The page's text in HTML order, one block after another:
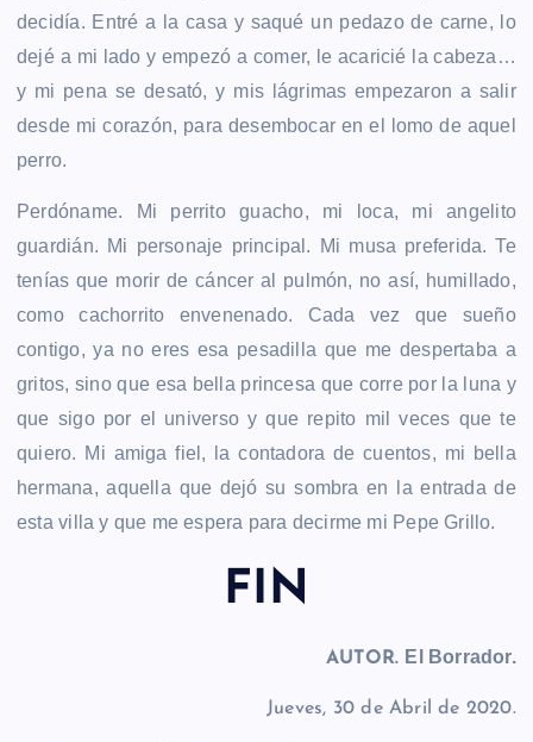
decidía. Entré a la casa y saqué un pedazo de carne, lo
dejé a mi lado y empezó a comer, le acaricié la cabeza…
y mi pena se desató, y mis lágrimas empezaron a salir
desde mi corazón, para desembocar en el lomo de aquel
perro.
Perdóname. Mi perrito guacho, mi loca, mi angelito
guardián. Mi personaje principal. Mi musa preferida. Te
tenías que morir de cáncer al pulmón, no así, humillado,
como cachorrito envenenado. Cada vez que sueño
contigo, ya no eres esa pesadilla que me despertaba a
gritos, sino que esa bella princesa que corre por la luna y
que sigo por el universo y que repito mil veces que te
quiero. Mi amiga fiel, la contadora de cuentos, mi bella
hermana, aquella que dejó su sombra en la entrada de
esta villa y que me espera para decirme mi Pepe Grillo.
FIN
AUTOR. El Borrador.
Jueves, 30 de Abril de 2020.